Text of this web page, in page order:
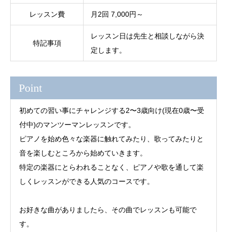
レッスン費 月2回 7,000円～
特記事項
レッスン日は先生と相談しながら決
定します。
Point
初めての習い事にチャレンジする2〜3歳向け(現在0歳〜受
付中)のマンツーマンレッスンです。
ピアノを始め色々な楽器に触れてみたり、歌ってみたりと
音を楽しむところから始めていきます。
特定の楽器にとらわれることなく、ピアノや歌を通して楽
しくレッスンができる人気のコースです。
お好きな曲がありましたら、その曲でレッスンも可能で
す。